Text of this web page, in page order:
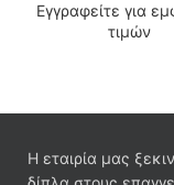
Εγγραφείτε για
τιμών
Η εταιρία μας